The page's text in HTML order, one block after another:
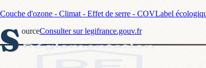
Couche d'ozone - Climat - Effet de serre - COVLabel
S ourceConsulter sur legifrance.gouv.fr